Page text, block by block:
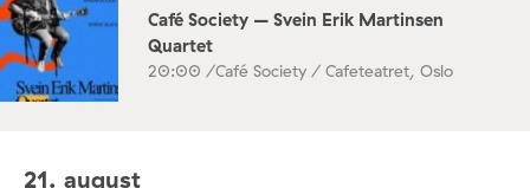
Café Society – Svein Erik Martinsen
Quartet
20:00 /Café Society / Cafeteatret, Oslo
21. august